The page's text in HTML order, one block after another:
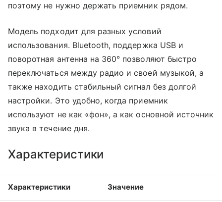
поэтому не нужно держать приемник рядом.
Модель подходит для разных условий
использования. Bluetooth, поддержка USB и
поворотная антенна на 360° позволяют быстро
переключаться между радио и своей музыкой, а
также находить стабильный сигнал без долгой
настройки. Это удобно, когда приемник
используют не как «фон», а как основной источник
звука в течение дня.
Характеристики
Характеристики Значение